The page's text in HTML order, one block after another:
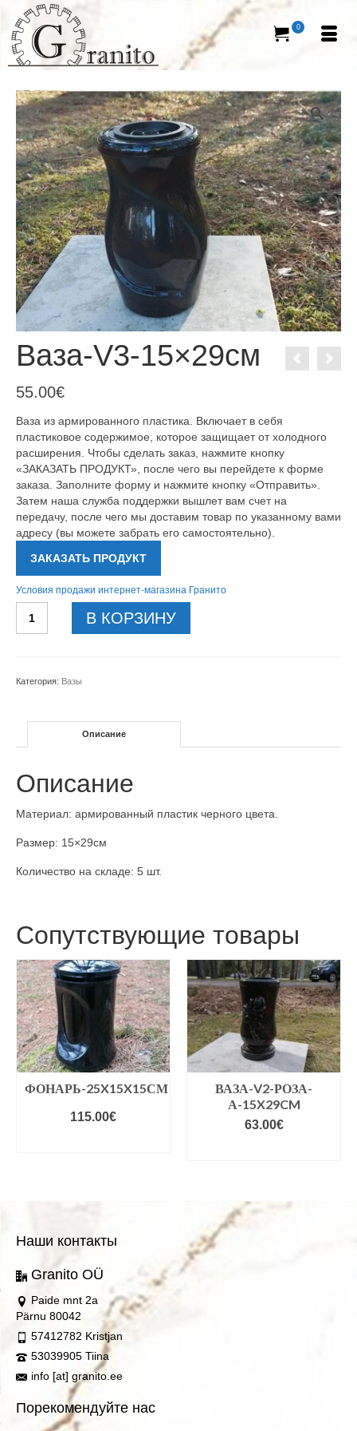
0
Ваза-V3-15×29см
55.00€
Ваза из армированного пластика. Включает в себя
пластиковое содержимое, которое защищает от холодного
расширения. Чтобы сделать заказ, нажмите кнопку
«ЗАКАЗАТЬ ПРОДУКТ», после чего вы перейдете к форме
заказа. Заполните форму и нажмите кнопку «Отправить».
Затем наша служба поддержки вышлет вам счет на
передачу, после чего мы доставим товар по указанному вами
адресу (вы можете забрать его самостоятельно).
ЗАКАЗАТЬ ПРОДУКТ
Условия продажи интернет-магазина Гранито
товара
В КОРЗИНУ
Категория: Вазы
Описание
Описание
Материал: армированный пластик черного цвета.
Размер: 15×29см
Количество на складе: 5 шт.
Сопутствующие товары
ФОНАРЬ-25X15X15СМ
115.00€
ВАЗА-V2-РОЗА-
А-15X29CM
63.00€
Наши контакты
Granito OÜ
Paide mnt 2a
Pärnu 80042
57412782 Kristjan
53039905 Tiina
info [at] granito.ee
Порекомендуйте нас